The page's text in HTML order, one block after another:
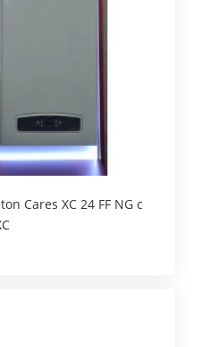
Cares XC 24 FF NG с